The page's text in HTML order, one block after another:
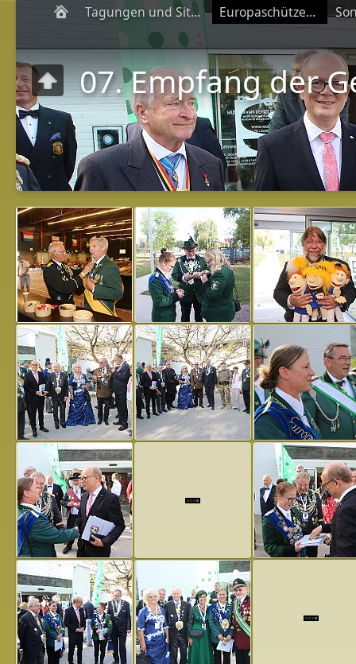
Tagungen und Sitzungen Europaschützenfeste
07. Empfang der